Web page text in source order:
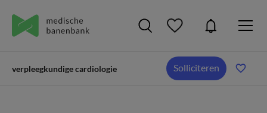
verpleegkundige cardiologie Solliciteren